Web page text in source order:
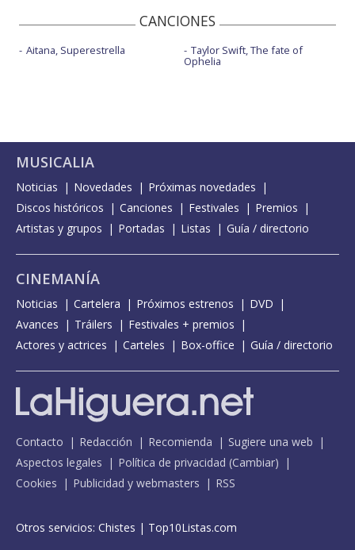
CANCIONES
Aitana, Superestrella Taylor Swift, The fate of
Ophelia
MUSICALIA
Noticias Novedades
Próximas novedades
Discos históricos
Canciones Festivales
Premios
Artistas y grupos
Portadas Listas Guía / directorio
CINEMANÍA
Noticias Cartelera Próximos estrenos
DVD
Avances
Tráilers
Festivales + premios
Actores y actrices
Carteles Box-office Guía / directorio
Contacto Redacción Recomienda
Sugiere una web
Aspectos legales
Política de privacidad (Cambiar)
Cookies
Publicidad y webmasters RSS
Otros servicios: Chistes | Top10Listas.com